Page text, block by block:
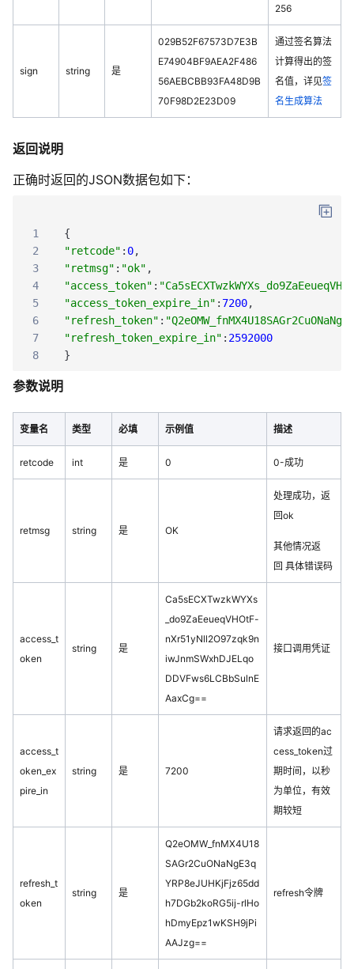
256
sign string 是
029B52F67573D7E3B
E74904BF9AEA2F486
56AEBCBB93FA48D9B
70F98D2E23D09
通过签名算法
计算得出的签
名值，详见签
名生成算法
返回说明
正确时返回的JSON数据包如下：
1
{
2
"retcode" : 0,
3
"retmsg" : "ok" ,
4
"access_token" :
5
"access_token_expire_in" : 7200,
6
"refresh_token" :
7
"refresh_token_expire_in" : 2592000
8
}
参数说明
变量名 类型 必填 示例值 描述
retcode int 是 0 0-成功
retmsg string 是 OK
处理成功，返
回ok
其他情况返
回 具体错误码
access_t
oken
string 是
Ca5sECXTwzkWYXs
_do9ZaEeueqVHOtF-
nXr51yNll2O97zqk9n
iwJnmSWxhDJELqo
DDVFws6LCBbSulnE
AaxCg==
接口调用凭证
access_t
oken_ex
pire_in
string 是 7200
请求返回的ac
cess_token过
期时间，以秒
为单位，有效
期较短
refresh_t
oken
string 是
Q2eOMW_fnMX4U18
SAGr2CuONaNgE3q
YRP8eJUHKjFjz65dd
h7DGb2koRG5ij-rlHo
hDmyEpz1wKSH9jPi
AAJzg==
refresh令牌